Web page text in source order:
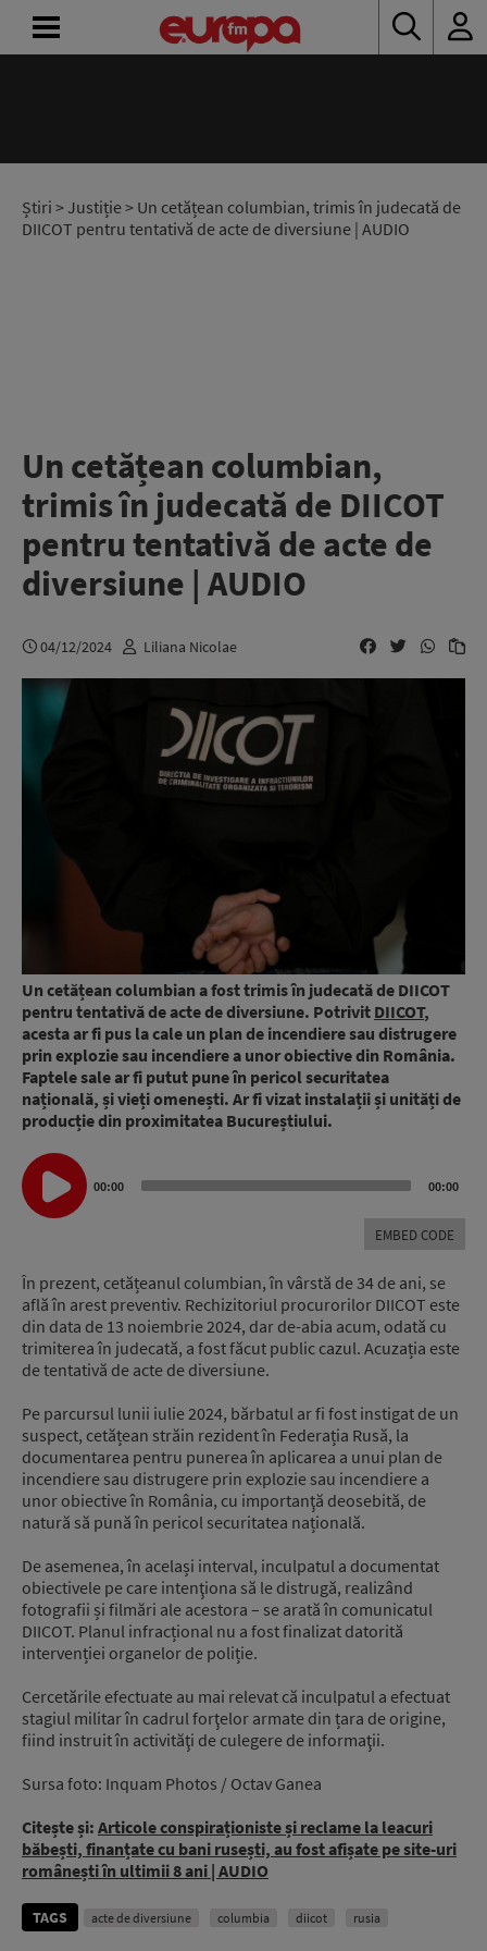
Știri > Justiție> Un cetățean columbian, trimis în judecată de
DIICOT pentru tentativă de acte de diversiune | AUDIO
Un cetățean columbian,
trimis în judecată de DIICOT
pentru tentativă de acte de
diversiune | AUDIO
04/12/2024 Liliana Nicolae
Un cetățean columbian a fost trimis în judecată de DIICOT
pentru tentativă de acte de diversiune. Potrivit DIICOT,
acesta ar fi pus la cale un plan de incendiere sau distrugere
prin explozie sau incendiere a unor obiective din România.
Faptele sale ar fi putut pune în pericol securitatea
națională, și vieți omenești. Ar fi vizat instalații și unități de
producție din proximitatea Bucureștiului.
Audio
Player
00:00 00:00
EMBED CODE
În prezent, cetățeanul columbian, în vârstă de 34 de ani, se
află în arest preventiv. Rechizitoriul procurorilor DIICOT este
din data de 13 noiembrie 2024, dar de-abia acum, odată cu
trimiterea în judecată, a fost făcut public cazul. Acuzația este
de tentativă de acte de diversiune.
Pe parcursul lunii iulie 2024, bărbatul ar fi fost instigat de un
suspect, cetățean străin rezident în Federația Rusă, la
documentarea pentru punerea în aplicarea a unui plan de
incendiere sau distrugere prin explozie sau incendiere a
unor obiective în România, cu importanţă deosebită, de
natură să pună în pericol securitatea națională.
De asemenea, în același interval, inculpatul a documentat
obiectivele pe care intenţiona să le distrugă, realizând
fotografii și filmări ale acestora – se arată în comunicatul
DIICOT. Planul infracțional nu a fost finalizat datorită
intervenției organelor de poliție.
Cercetările efectuate au mai relevat că inculpatul a efectuat
stagiul militar în cadrul forţelor armate din țara de origine,
fiind instruit în activităţi de culegere de informaţii.
Sursa foto: Inquam Photos / Octav Ganea
Citește și: Articole conspiraționiste și reclame la leacuri
băbești, finanțate cu bani rusești, au fost afișate pe site-uri
românești în ultimii 8 ani | AUDIO
TAGS acte de diversiune columbia diicot rusia
RADIO